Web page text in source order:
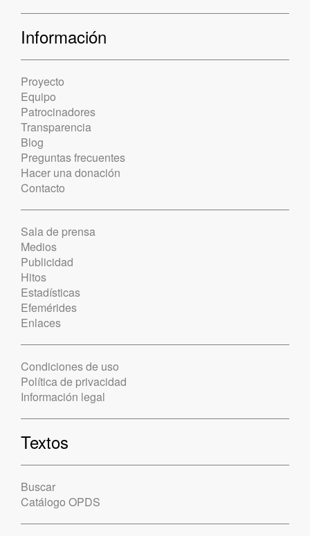
Información
Proyecto
Equipo
Patrocinadores
Transparencia
Blog
Preguntas frecuentes
Hacer una donación
Contacto
Sala de prensa
Medios
Publicidad
Hitos
Estadísticas
Efemérides
Enlaces
Condiciones de uso
Política de privacidad
Información legal
Textos
Buscar
Catálogo OPDS